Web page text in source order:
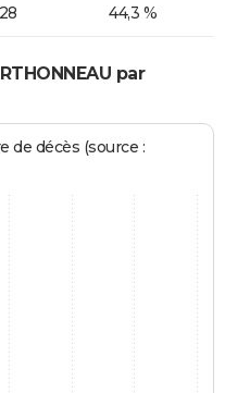
44,3 %
par
de décès (source :